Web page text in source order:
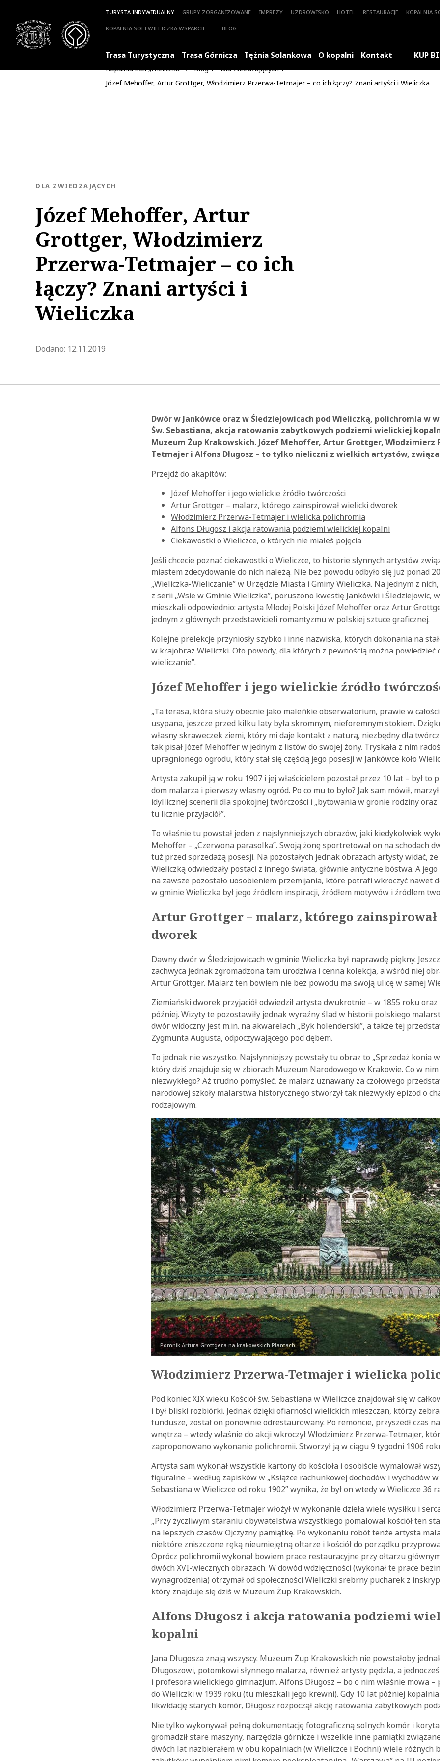
TURYSTA INDYWIDUALNY GRUPY ZORGANIZOWANE IMPREZY UZDROWISKO HOTEL RESTAURACJE
KOPALNIA
KOPALNIA SOLI WIELICZKA WSPARCIE
BLOG
Trasa Turystyczna Trasa Górnicza Tężnia Solankowa O kopalni Kontakt KUP
Kopalnia Soli „Wieliczka” Blog
Dla zwiedzających
Józef Mehoffer, Artur Grottger, Włodzimierz Przerwa-Tetmajer – co ich łączy? Znani artyści i Wieliczka
Józef Mehoffer, Artur
Grottger, Włodzimierz
Przerwa-Tetmajer – co ich
łączy? Znani artyści i
Wieliczka
KATEGORIA:
DLA ZWIEDZAJĄCYCH
Dodano: 12.11.2019
Dwór w Jankówce oraz w Śledziejowicach pod Wieliczką, polichromia w
Św. Sebastiana, akcja ratowania zabytkowych podziemi wielickiej
Muzeum Żup Krakowskich. Józef Mehoffer, Artur Grottger, Włodzimierz
Tetmajer i Alfons Długosz – to tylko nieliczni z wielkich artystów,
Przejdź do akapitów:
Józef Mehoffer i jego wielickie źródło twórczości
Artur Grottger – malarz, którego zainspirował wielicki dworek
Włodzimierz Przerwa-Tetmajer i wielicka polichromia
Alfons Długosz i akcja ratowania podziemi wielickiej kopalni
Ciekawostki o Wieliczce, o których nie miałeś pojęcia
Jeśli chcecie poznać ciekawostki o Wieliczce, to historie słynnych artystów
miastem zdecydowanie do nich należą. Nie bez powodu odbyło się już ponad
„Wieliczka-Wieliczanie” w Urzędzie Miasta i Gminy Wieliczka. Na jednym z
z serii „Wsie w Gminie Wieliczka”, poruszono kwestię Jankówki i Śledziejowic,
mieszkali odpowiednio: artysta Młodej Polski Józef Mehoffer oraz Artur
jednym z głównych przedstawicieli romantyzmu w polskiej sztuce graficznej.
Kolejne prelekcje przyniosły szybko i inne nazwiska, których dokonania na
w krajobraz Wieliczki. Oto powody, dla których z pewnością można powiedzieć
wieliczanie”.
Józef Mehoffer i jego wielickie źródło
„Ta terasa, która służy obecnie jako maleńkie obserwatorium, prawie w
usypana, jeszcze przed kilku laty była skromnym, nieforemnym stokiem.
własny skraweczek ziemi, który mi daje kontakt z naturą, niezbędny dla
tak pisał Józef Mehoffer w jednym z listów do swojej żony. Tryskała z nim
upragnionego ogrodu, który stał się częścią jego posesji w Jankówce koło
Artysta zakupił ją w roku 1907 i jej właścicielem pozostał przez 10 lat – był to
dom malarza i pierwszy własny ogród. Po co mu to było? Jak sam mówił,
idyllicznej scenerii dla spokojnej twórczości i „bytowania w gronie rodziny
tu licznie przyjaciół”.
To właśnie tu powstał jeden z najsłynniejszych obrazów, jaki kiedykolwiek
Mehoffer – „Czerwona parasolka”. Swoją żonę sportretował on na schodach
tuż przed sprzedażą posesji. Na pozostałych jednak obrazach artysty widać,
Wieliczką odwiedzały postaci z innego świata, głównie antyczne bóstwa. A jego
na zawsze pozostało uosobieniem przemijania, które potrafi wkroczyć nawet
w gminie Wieliczka był jego źródłem inspiracji, źródłem motywów i źródłem
Artur Grottger – malarz, którego
dworek
Dawny dwór w Śledziejowicach w gminie Wieliczka był naprawdę piękny.
zachwyca jednak zgromadzona tam urodziwa i cenna kolekcja, a wśród niej
Artur Grottger. Malarz ten bowiem nie bez powodu ma swoją ulicę w samej
Ziemiański dworek przyjaciół odwiedził artysta dwukrotnie – w 1855 roku
później. Wizyty te pozostawiły jednak wyraźny ślad w historii polskiego
dwór widoczny jest m.in. na akwarelach „Byk holenderski”, a także tej
Zygmunta Augusta, odpoczywającego pod dębem.
To jednak nie wszystko. Najsłynniejszy powstały tu obraz to „Sprzedaż konia
który dziś znajduje się w zbiorach Muzeum Narodowego w Krakowie. Co w
niezwykłego? Aż trudno pomyśleć, że malarz uznawany za czołowego
narodowej szkoły malarstwa historycznego stworzył tak niezwykły epizod o
rodzajowym.
Pomnik Artura Grottgera na krakowskich Plantach
Włodzimierz Przerwa-Tetmajer i wielicka
Pod koniec XIX wieku Kościół św. Sebastiana w Wieliczce znajdował się w
i był bliski rozbiórki. Jednak dzięki ofiarności wielickich mieszczan, którzy
fundusze, został on ponownie odrestaurowany. Po remoncie, przyszedł czas
wnętrza – wtedy właśnie do akcji wkroczył Włodzimierz Przerwa-Tetmajer,
zaproponowano wykonanie polichromii. Stworzył ją w ciągu 9 tygodni 1906
Artysta sam wykonał wszystkie kartony do kościoła i osobiście wymalował
figuralne – według zapisków w „Książce rachunkowej dochodów i wychodów
Sebastiana w Wieliczce od roku 1902” wynika, że był on wtedy w Wieliczce 36
Włodzimierz Przerwa-Tetmajer włożył w wykonanie dzieła wiele wysiłku i
„Przy życzliwym staraniu obywatelstwa wszystkiego pomalował kościół ten
na lepszych czasów Ojczyzny pamiątkę. Po wykonaniu robót tenże artysta
niektóre zniszczone ręką nieumiejętną ołtarze i kościół do porządku
Oprócz polichromii wykonał bowiem prace restauracyjne przy ołtarzu
dwóch XVI-wiecznych obrazach. W dowód wdzięczności (wykonał te prace
wynagrodzenia) otrzymał od społeczności Wieliczki srebrny pucharek z
który znajduje się dziś w Muzeum Żup Krakowskich.
Alfons Długosz i akcja ratowania podziemi
kopalni
Jana Długosza znają wszyscy. Muzeum Żup Krakowskich nie powstałoby
Długoszowi, potomkowi słynnego malarza, również artysty pędzla, a
i profesora wielickiego gimnazjum. Alfons Długosz – bo o nim właśnie mowa –
do Wieliczki w 1939 roku (tu mieszkali jego krewni). Gdy 10 lat później kopalnia
likwidację starych komór, Długosz rozpoczął akcję ratowania zabytkowych
Nie tylko wykonywał pełną dokumentację fotograficzną solnych komór i
gromadził stare maszyny, narzędzia górnicze i wszelkie inne pamiątki
dwóch lat nazbierałem w obu kopalniach (w Wieliczce i Bochni) wiele różnych